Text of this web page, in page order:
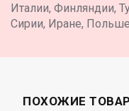
Италии, Финляндии,
Сирии, Иране, Польше
ПОХОЖИЕ